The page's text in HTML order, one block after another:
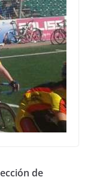
de